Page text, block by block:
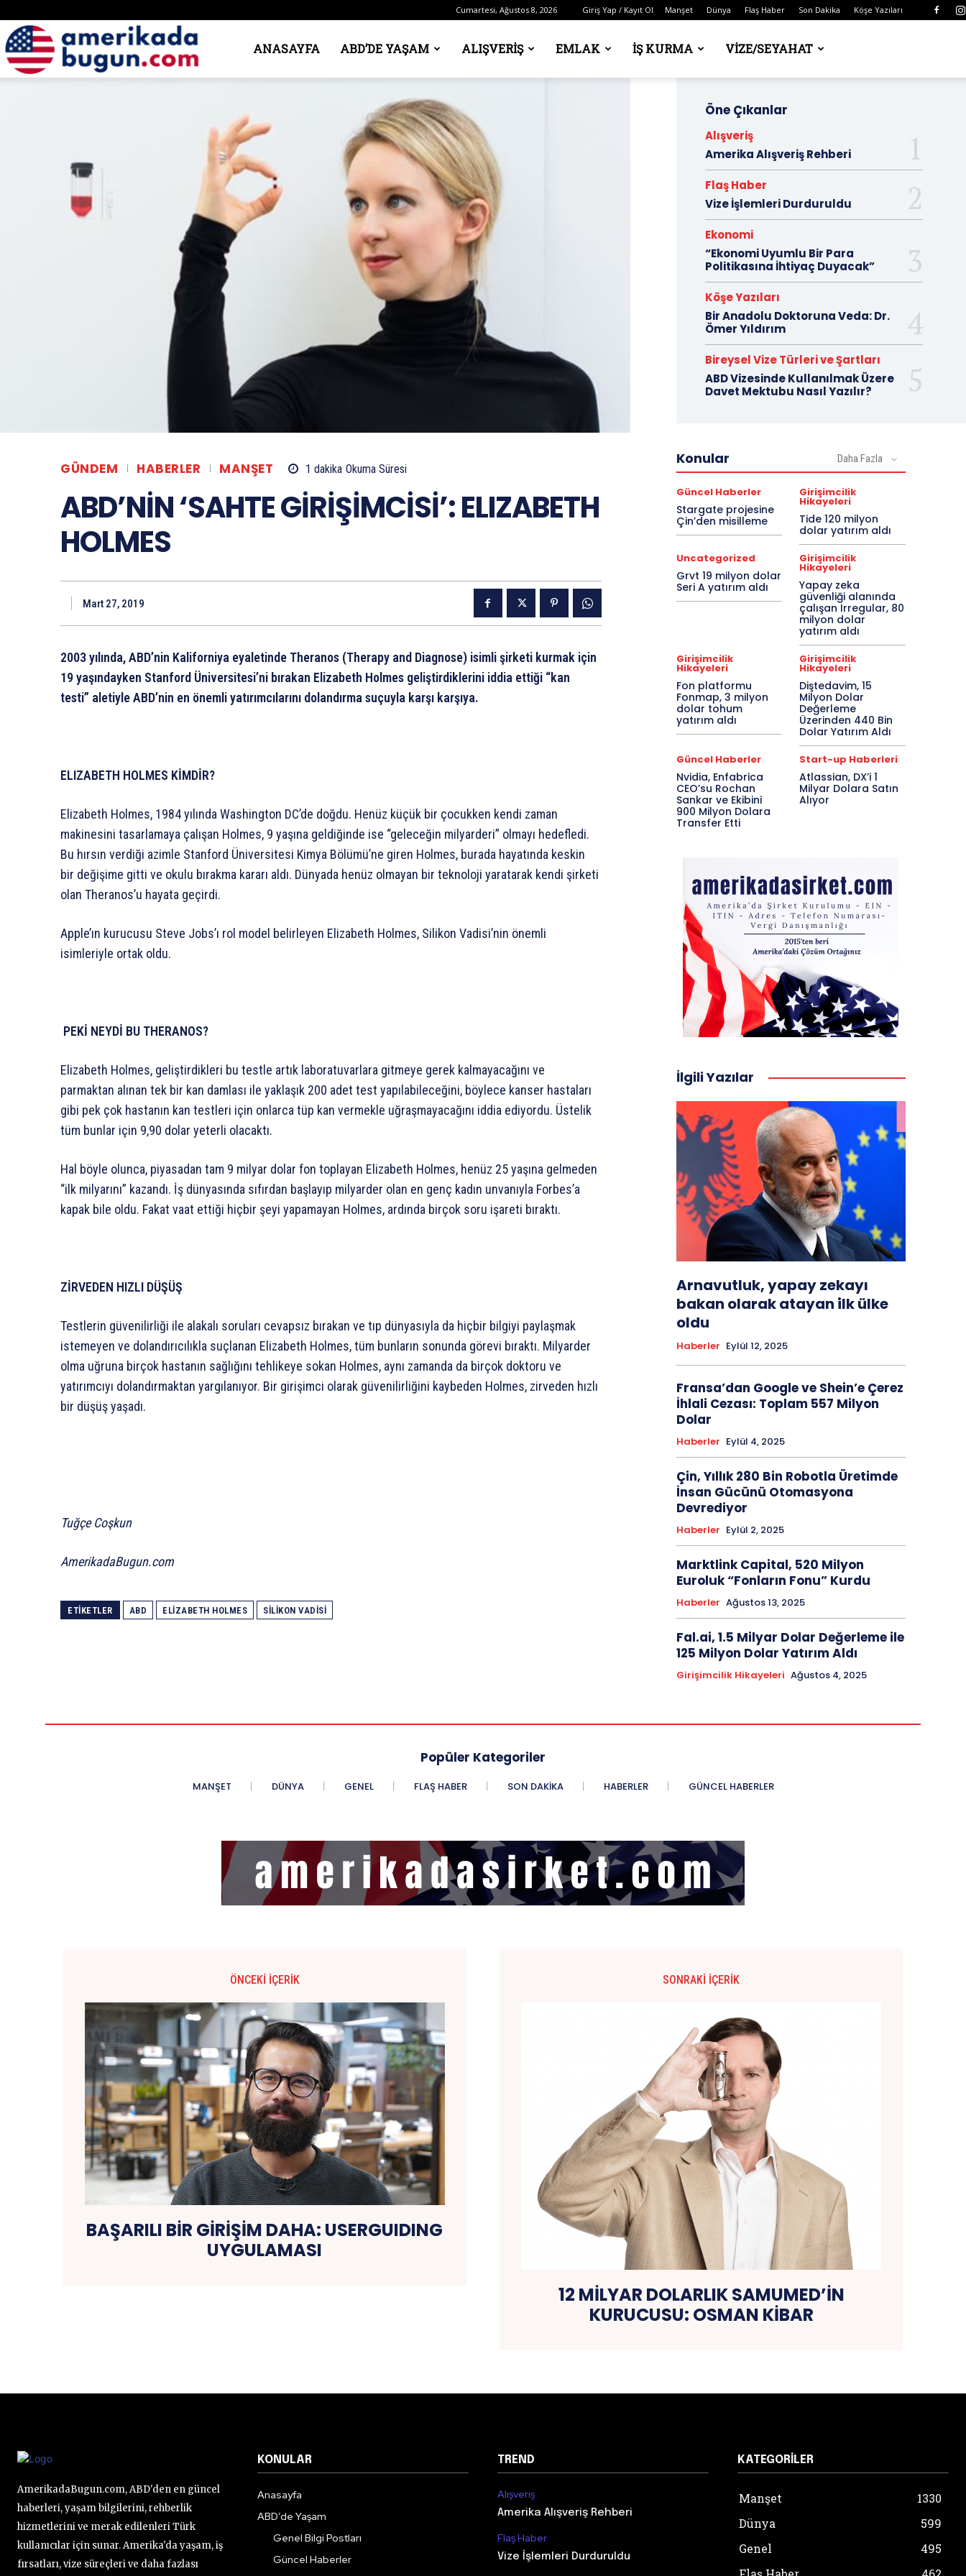
Cumartesi, Ağustos 8, 2026 Giriş Yap / Kayıt Ol Manşet Dünya Flaş Haber Son Dakika Köşe Yazıları
Amerika’daANASAYFA ABD’DE YAŞAM ALIŞVERIŞ EMLAK İŞ KURMA VIZE/SEYAHAT
GÜNDEM HABERLER MANŞET 1 dakika Okuma Süresi
ABD’NİN ‘SAHTE GİRİŞİMCİSİ’: ELIZABETH
HOLMES
Mart 27, 2019
2003 yılında, ABD’nin Kaliforniya eyaletinde Theranos (Therapy and Diagnose) isimli şirketi kurmak için
19 yaşındayken Stanford Üniversitesi’ni bırakan Elizabeth Holmes geliştirdiklerini iddia ettiği “kan
testi” aletiyle ABD’nin en önemli yatırımcılarını dolandırma suçuyla karşı karşıya.
ELIZABETH HOLMES KİMDİR?
Elizabeth Holmes, 1984 yılında Washington DC’de doğdu. Henüz küçük bir çocukken kendi zaman
makinesini tasarlamaya çalışan Holmes, 9 yaşına geldiğinde ise “geleceğin milyarderi” olmayı hedefledi.
Bu hırsın verdiği azimle Stanford Üniversitesi Kimya Bölümü’ne giren Holmes, burada hayatında keskin
bir değişime gitti ve okulu bırakma kararı aldı. Dünyada henüz olmayan bir teknoloji yaratarak kendi şirketi
olan Theranos’u hayata geçirdi.
Apple’ın kurucusu Steve Jobs’ı rol model belirleyen Elizabeth Holmes, Silikon Vadisi’nin önemli
isimleriyle ortak oldu.
PEKİ NEYDİ BU THERANOS?
Elizabeth Holmes, geliştirdikleri bu testle artık laboratuvarlara gitmeye gerek kalmayacağını ve
parmaktan alınan tek bir kan damlası ile yaklaşık 200 adet test yapılabileceğini, böylece kanser hastaları
gibi pek çok hastanın kan testleri için onlarca tüp kan vermekle uğraşmayacağını iddia ediyordu. Üstelik
tüm bunlar için 9,90 dolar yeterli olacaktı.
Hal böyle olunca, piyasadan tam 9 milyar dolar fon toplayan Elizabeth Holmes, henüz 25 yaşına gelmeden
“ilk milyarını” kazandı. İş dünyasında sıfırdan başlayıp milyarder olan en genç kadın unvanıyla Forbes’a
kapak bile oldu. Fakat vaat ettiği hiçbir şeyi yapamayan Holmes, ardında birçok soru işareti bıraktı.
ZİRVEDEN HIZLI DÜŞÜŞ
Testlerin güvenilirliği ile alakalı soruları cevapsız bırakan ve tıp dünyasıyla da hiçbir bilgiyi paylaşmak
istemeyen ve dolandırıcılıkla suçlanan Elizabeth Holmes, tüm bunların sonunda görevi bıraktı. Milyarder
olma uğruna birçok hastanın sağlığını tehlikeye sokan Holmes, aynı zamanda da birçok doktoru ve
yatırımcıyı dolandırmaktan yargılanıyor. Bir girişimci olarak güvenilirliğini kaybeden Holmes, zirveden hızlı
bir düşüş yaşadı.
Tuğçe Coşkun
AmerikadaBugun.com
ETIKETLER ABD ELIZABETH HOLMES SILIKON VADISI
Öne Çıkanlar
Alışveriş
Amerika Alışveriş Rehberi
Flaş Haber
Vize İşlemleri Durduruldu
Ekonomi
“Ekonomi Uyumlu Bir Para
Politikasına İhtiyaç Duyacak”
Köşe Yazıları
Bir Anadolu Doktoruna Veda: Dr.
Ömer Yıldırım
Bireysel Vize Türleri ve Şartları
ABD Vizesinde Kullanılmak Üzere
Davet Mektubu Nasıl Yazılır?
Konular Daha Fazla
Güncel Haberler
Stargate projesine
Çin’den misilleme
Girişimcilik
Hikayeleri
Tide 120 milyon
dolar yatırım aldı
Uncategorized
Grvt 19 milyon dolar
Seri A yatırım aldı
Girişimcilik
Hikayeleri
Yapay zeka
güvenliği alanında
çalışan Irregular, 80
milyon dolar
yatırım aldı
Girişimcilik
Hikayeleri
Fon platformu
Fonmap, 3 milyon
dolar tohum
yatırım aldı
Girişimcilik
Hikayeleri
Diştedavim, 15
Milyon Dolar
Değerleme
Üzerinden 440 Bin
Dolar Yatırım Aldı
Güncel Haberler
Nvidia, Enfabrica
CEO’su Rochan
Sankar ve Ekibini
900 Milyon Dolara
Transfer Etti
Start-up Haberleri
Atlassian, DX’i 1
Milyar Dolara Satın
Alıyor
İlgili Yazılar
Arnavutluk, yapay zekayı
bakan olarak atayan ilk ülke
oldu
Haberler Eylül 12, 2025
Fransa’dan Google ve Shein’e Çerez
İhlali Cezası: Toplam 557 Milyon
Dolar
Haberler Eylül 4, 2025
Çin, Yıllık 280 Bin Robotla Üretimde
İnsan Gücünü Otomasyona
Devrediyor
Haberler Eylül 2, 2025
Marktlink Capital, 520 Milyon
Euroluk “Fonların Fonu” Kurdu
Haberler Ağustos 13, 2025
Fal.ai, 1.5 Milyar Dolar Değerleme ile
125 Milyon Dolar Yatırım Aldı
Girişimcilik Hikayeleri Ağustos 4, 2025
Popüler Kategoriler
MANŞET DÜNYA GENEL FLAŞ HABER SON DAKIKA HABERLER GÜNCEL HABERLER
ÖNCEKI İÇERIK
BAŞARILI BİR GİRİŞİM DAHA: USERGUIDING
UYGULAMASI
SONRAKI İÇERIK
12 MİLYAR DOLARLIK SAMUMED’İN
KURUCUSU: OSMAN KİBAR
AmerikadaBugun.com, ABD'den en güncel
haberleri, yaşam bilgilerini, rehberlik
hizmetlerini ve merak edilenleri Türk
kullanıcılar için sunar. Amerika'da yaşam, iş
fırsatları, vize süreçleri ve daha fazlası
KONULAR
Anasayfa
ABD’de Yaşam
Genel Bilgi Postları
Güncel Haberler
TREND
Alışveriş
Amerika Alışveriş Rehberi
Flaş Haber
Vize İşlemleri Durduruldu
KATEGORILER
Manşet
1330
Dünya
599
Genel
495